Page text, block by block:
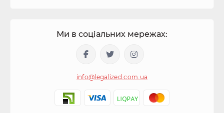
Ми в соціальних мережах:
info@legalized.com.ua